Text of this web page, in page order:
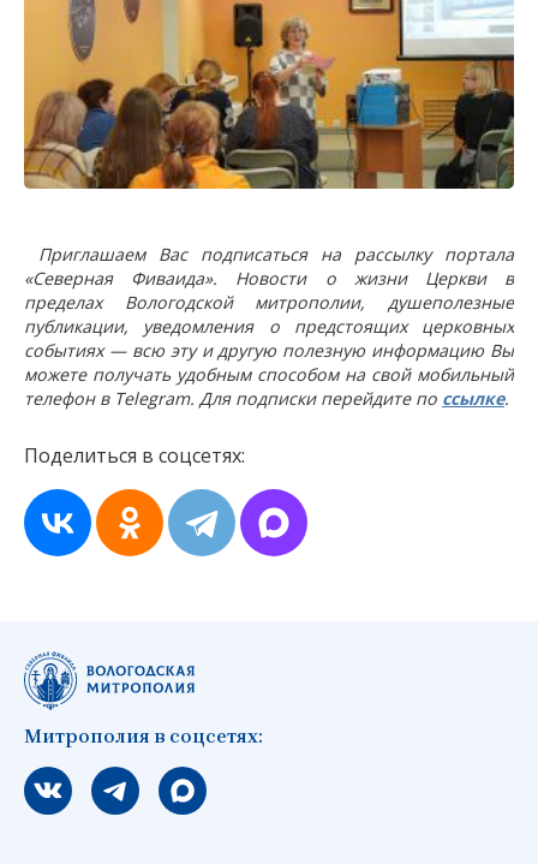
Приглашаем Вас подписаться на рассылку портала
«Северная Фиваида». Новости о жизни Церкви в
пределах Вологодской митрополии, душеполезные
публикации, уведомления о предстоящих церковных
событиях — всю эту и другую полезную информацию Вы
можете получать удобным способом на свой мобильный
телефон в Telegram. Для подписки перейдите по ссылке.
Поделиться в соцсетях:
Митрополия в соцсетях:
Мы вконтакте
Мы в telegram
Мы в Макс